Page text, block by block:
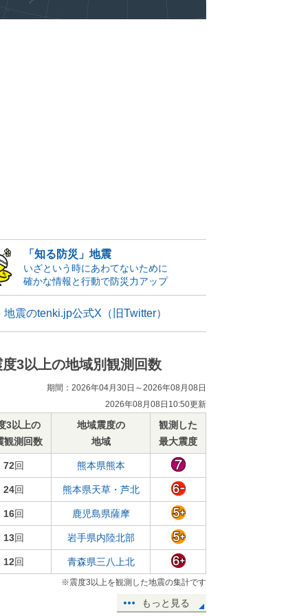
「知る防災」地震
いざという時にあわてないために
確かな情報と行動で防災力アップ
地震のtenki.jp公式X（旧Twitter）
度3以上の地域別観測回数
期間：2026年04月30日～2026年08月08日
2026年08月08日10:50更新
3以上の
観測回数
地域震度の
地域
観測した
最大震度
72回 熊本県熊本
24回 熊本県天草・芦北
16回 鹿児島県薩摩
13回 岩手県内陸北部
12回 青森県三八上北
※震度3以上を観測した地震の集計です
もっと見る